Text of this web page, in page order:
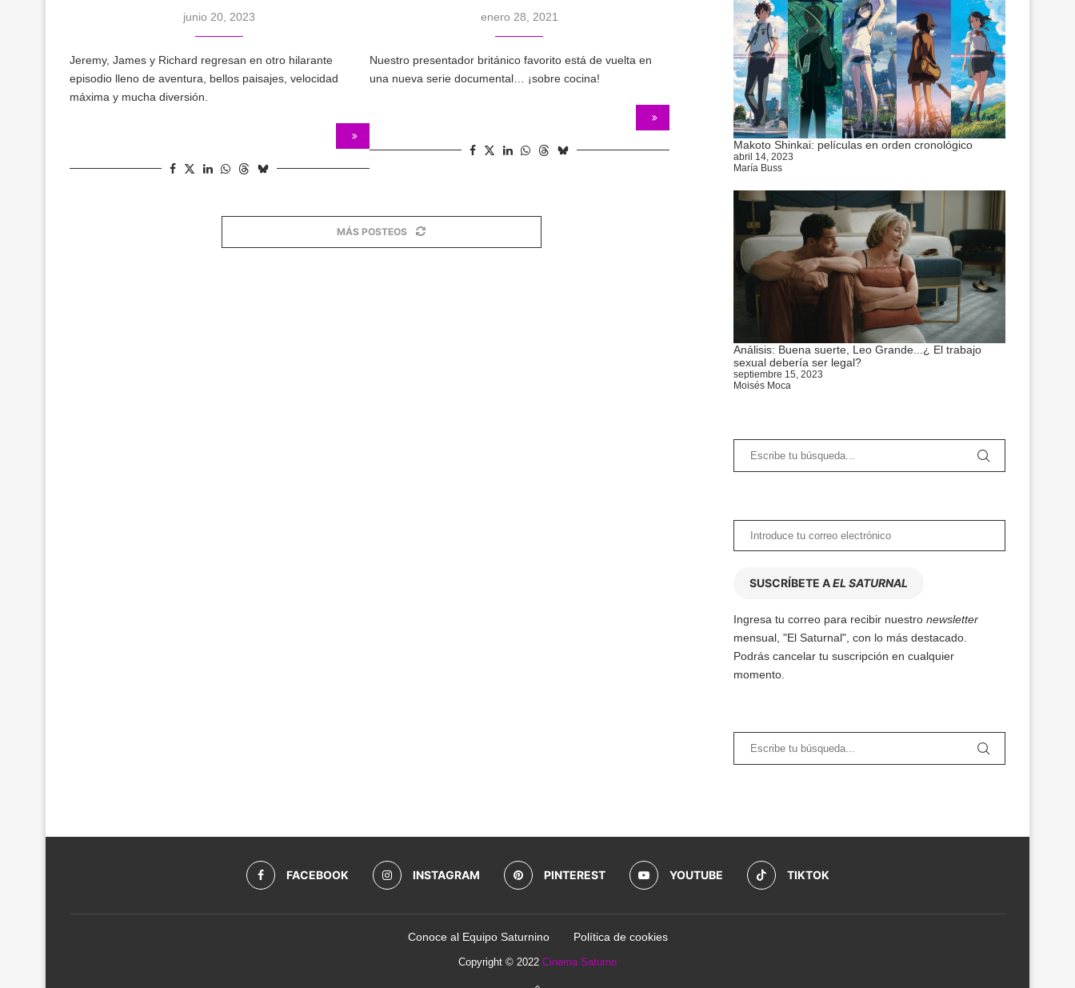
junio 20, 2023
Jeremy, James y Richard regresan en otro hilarante
episodio lleno de aventura, bellos paisajes, velocidad
máxima y mucha diversión.
enero 28, 2021
Nuestro presentador británico favorito está de vuelta en
una nueva serie documental… ¡sobre cocina!
MÁS POSTEOS
Makoto Shinkai: películas en orden cronológico
abril 14, 2023
María Buss
Análisis: Buena suerte, Leo Grande...¿ El trabajo
sexual debería ser legal?
septiembre 15, 2023
Moisés Moca
SUSCRÍBETE AEL SATURNAL
Ingresa tu correo para recibir nuestro newsletter
mensual, "El Saturnal", con lo más destacado.
Podrás cancelar tu suscripción en cualquier
momento.
FACEBOOK INSTAGRAM PINTEREST YOUTUBE TIKTOK
Conoce al Equipo Saturnino Política de cookies
Copyright © 2022 Cinema Saturno